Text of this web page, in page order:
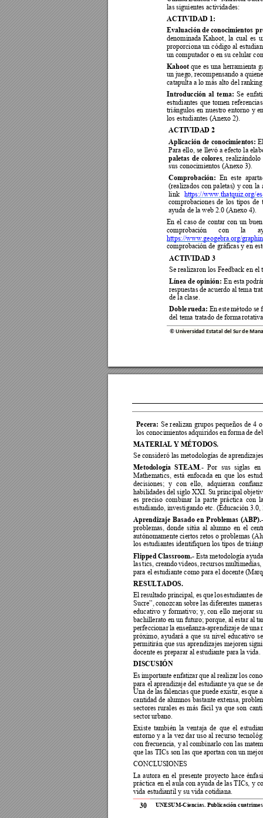
© Universidad Estatal del Sur de M
las siguientes actividades:
ACTIVIDAD 1:
Evaluación deconocimientos
denominada Kahoot, la cual es
proporciona un código al
un computador o en su celular
Kahoot que es una herramienta
un juego, recompensando a quiene
catapulta a lo más alto del
Introducción al tema: Se
estudiantes que tomen
triángulos en nuestro entorno y
los estudiantes (Anexo 2).
ACTIVIDAD 2
Aplicación de conocimientos:
Para ello, se llevó a efecto la
paletas de colores, realizándolo
sus conocimientos (Anexo 3).
Comprobación: En  este
(realizados con paletas) y con la
link https://www.thatquiz.org/
comprobaciones de los tipos de
ayuda de la web 2.0 (Anexo 4).
En el caso de contar con un
comprobación
con la
https://www.geogebra.org/gra
comprobación de gráficas y en
ACTIVIDAD 3
Se realizaron los Feedback en
Línea de opinión: En esta
respuestas de acuerdo al tema
de la clase.
Doble rueda: En este método se
del tema tratado de forma
30 UNESUM-Ciencias. Publicación
Pecera: Se realizan grupos pequeños de 4
los conocimientos adquiridos enforma de
MATERIAL Y MÉTODOS.
Se consideró las metodologías de
Metodología STEAM.- Por sus siglas en
Mathematics, está enfocada en que los
decisiones; y con ello, adquieran confia
habilidades del siglo XXI. Su principal
es preciso combinar la parte práctica con
estudiando, investigando etc. (Educación
Aprendizaje Basado en Problemas (ABP).
problemas, donde sitúa al alumno en el
autónomamente ciertos retos o problemas
los estudiantes identifiquen los tipos de
Flipped Classroom.- Esta metodología
las tics, creando videos, recursos multimedias,
para el estudiante como para el docente
RESULTADOS.
El resultado principal, es que losestudiantes
Sucre”, conozcan sobre las diferentes
educativo y formativo; y, con ello mejorar
bachillerato en un futuro; porque, al estar al
perfeccionar la enseñanza-aprendizaje de una
próximo, ayudará a que su nivel educativo s
permitirán que sus aprendizajes mejoren
docente es preparar al estudiante para la vida.
DISCUSIÓN
Es importante enfatizar que al realizar los
para el aprendizaje del estudiante ya que se
Una de las falencias quepuede existir, esque
cantidad de alumnos bastante extensa,
sectores rurales es más fácil ya que son
sector urbano.
Existe también la ventaja de que el
entorno y a la vez dar uso al recurso
con frecuencia, y al combinarlo con las mate
que las TICs son las que aportan con un
CONCLUSIONES
La autora en el presente proyecto hace
práctica en el aula con ayuda de las TICs, y
vida estudiantil y su vida cotidiana.